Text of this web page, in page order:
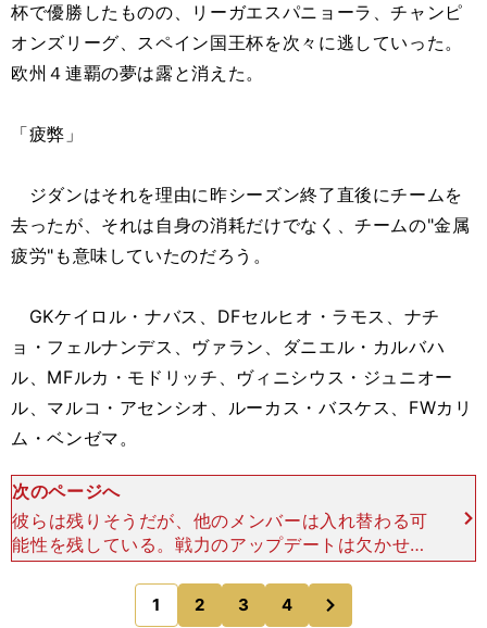
杯で優勝したものの、リーガエスパニョーラ、チャンピ
オンズリーグ、スペイン国王杯を次々に逃していった。
欧州４連覇の夢は露と消えた。
「疲弊」
ジダンはそれを理由に昨シーズン終了直後にチームを
去ったが、それは自身の消耗だけでなく、チームの"金属
疲労"も意味していたのだろう。
GKケイロル・ナバス、DFセルヒオ・ラモス、ナチ
ョ・フェルナンデス、ヴァラン、ダニエル・カルバハ
ル、MFルカ・モドリッチ、ヴィニシウス・ジュニオー
ル、マルコ・アセンシオ、ルーカス・バスケス、FWカリ
ム・ベンゼマ。
次のページへ
彼らは残りそうだが、他のメンバーは入れ替わる可
能性を残している。戦力のアップデートは欠かせな
い。 ジダンが熱望しているのは、ロシアＷ杯で優
勝したフランス代表の２人、FWキリアン・ムバッ
ペ（パリ・サンジ
1 2 3 4
のページへ